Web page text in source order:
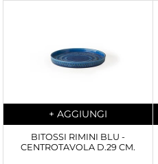
Quantity
+ AGGIUNGI
BITOSSI RIMINI BLU -
CENTROTAVOLA D.29 CM.